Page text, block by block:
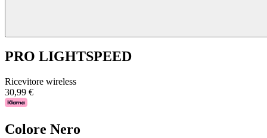
PRO LIGHTSPEED
Ricevitore wireless
30,99 €
Colore Nero